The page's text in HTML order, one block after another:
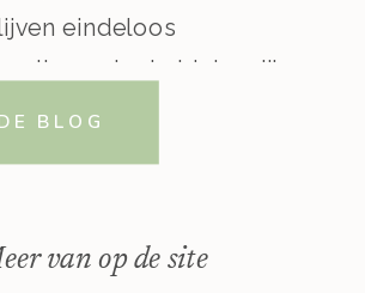
eindeloos
uit onzekerheid, terwijl
zouden hebben bij
voor redactie van
BLOG
van op de site